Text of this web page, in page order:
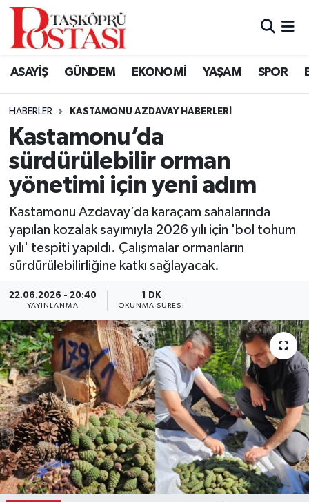
ASAYİŞ GÜNDEM EKONOMİ YAŞAM SPOR
HABERLER KASTAMONU AZDAVAY HABERLERI
Kastamonu’da
sürdürülebilir orman
yönetimi için yeni adım
Kastamonu Azdavay’da karaçam sahalarında
yapılan kozalak sayımıyla 2026 yılı için 'bol tohum
yılı' tespiti yapıldı. Çalışmalar ormanların
sürdürülebilirliğine katkı sağlayacak.
22.06.2026 - 20:40
YAYINLANMA
1 DK
OKUNMA SÜRESI
Kastamonu Vefat Edenler
Araç Haberleri
Azdavay Haberleri
Bozkurt Haberleri
Çatalzeytin Haberleri
Cide Haberleri
Daday Haberleri
Devrekani Haberleri
Doğanyurt Haberleri
Hanönü Haberleri
İhsangazi Haberleri